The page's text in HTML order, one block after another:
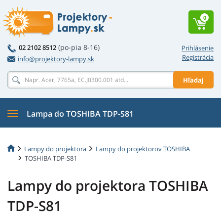
Prihlásenie
Registrácia
02 2102 8512 (po-pia 8-16)
info@projektory-lampy.sk
Hľadaj
0
Lampa do TOSHIBA TDP-S81
Lampy do projektora
Lampy do projektorov TOSHIBA
TOSHIBA TDP-S81
Lampy do projektora TOSHIBA
TDP-S81